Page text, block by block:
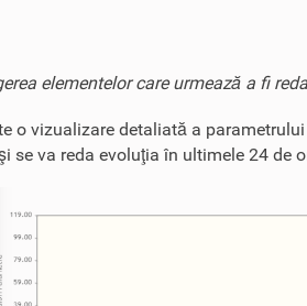
elementelor care urmează a fi
o vizualizare detaliată a
se va reda evoluţia în ultimele 24 de